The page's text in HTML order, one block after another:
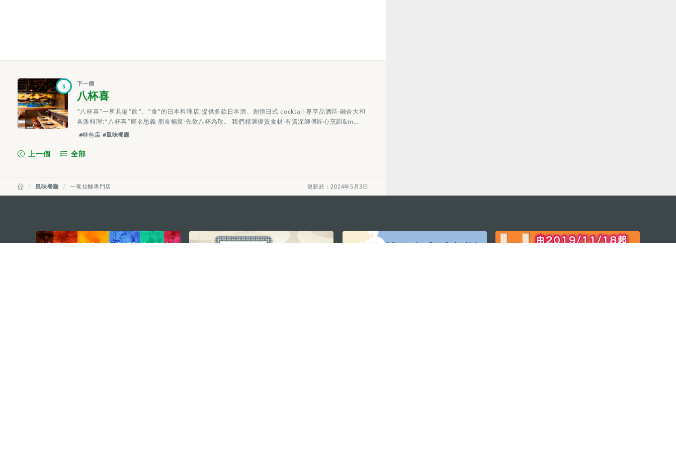
5 下一個
八杯喜
"八杯喜"一所具備"飲"、"食"的日本料理店;提供多款日本酒、創領日式 cocktail·專享品酒區·融合大和
各派料理:“八杯喜”顧名思義·朋友暢聚·先飲八杯為敬。 我們精選優質食材·有資深師傅匠心烹調&m...
#特色店 #風味餐廳
上一個 全部
更新於：2024年5月3日
風味餐廳 一竜拉麵專門店
external links